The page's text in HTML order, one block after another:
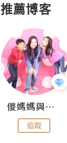
推薦博客
儍媽媽與兩隻小魔怪之家
追蹤